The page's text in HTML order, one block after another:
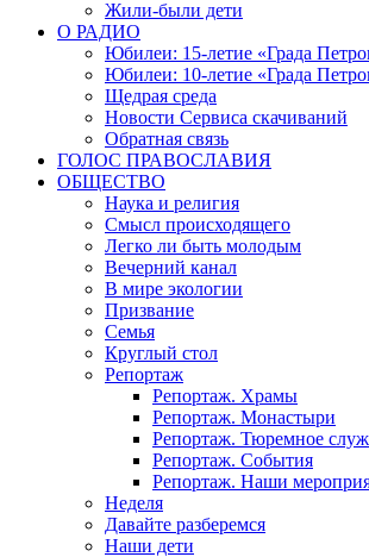
Жили-были дети
О РАДИО
Юбилеи: 15-летие «Града
Юбилеи: 10-летие «Града
Щедрая среда
Новости Сервиса скачиваний
Обратная связь
ГОЛОС ПРАВОСЛАВИЯ
ОБЩЕСТВО
Наука и религия
Смысл происходящего
Легко ли быть молодым
Вечерний канал
В мире экологии
Призвание
Семья
Круглый стол
Репортаж
Репортаж. Храмы
Репортаж. Монастыри
Репортаж. Тюремное
Репортаж. События
Репортаж. Наши
Неделя
Давайте разберемся
Наши дети